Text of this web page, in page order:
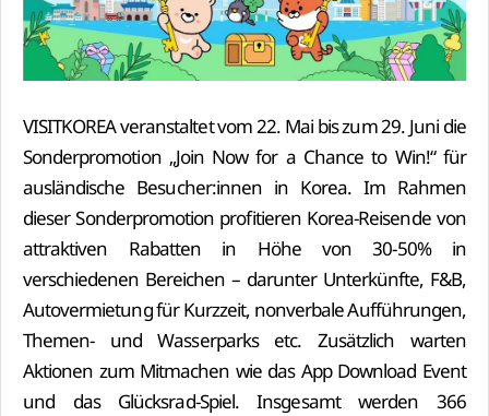
VISITKOREA veranstaltet vom 22. Mai bis zum 29. Juni die
Sonderpromotion „Join Now for a Chance to Win!“ für
ausländische Besucher:innen in Korea. Im Rahmen
dieser Sonderpromotion profitieren Korea-Reisende von
attraktiven Rabatten in Höhe von 30-50% in
verschiedenen Bereichen – darunter Unterkünfte, F&B,
Autovermietung für Kurzzeit, nonverbale Aufführungen,
Themen- und Wasserparks etc. Zusätzlich warten
Aktionen zum Mitmachen wie das App Download Event
und das Glücksrad-Spiel. Insgesamt werden 366